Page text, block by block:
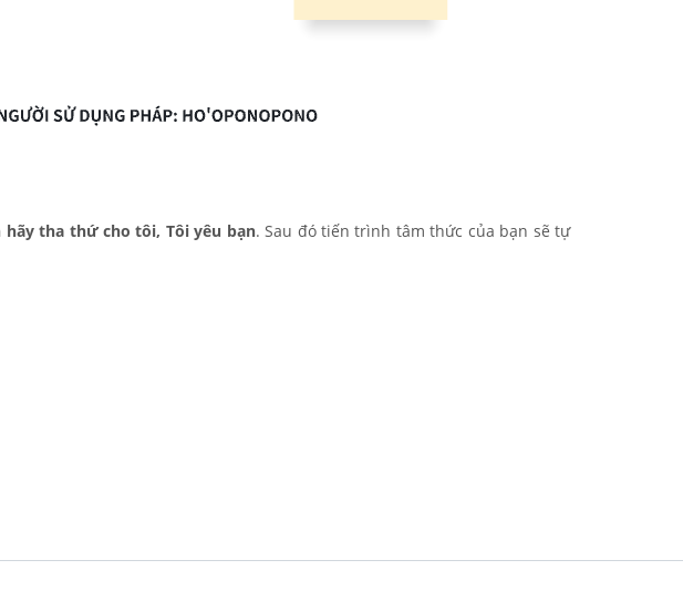
hãy tha thứ cho tôi, Tôi yêu bạn. Sau đó tiến trình tâm thức của bạn sẽ tự